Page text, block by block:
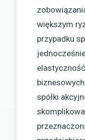
większym
przypadku
spółki